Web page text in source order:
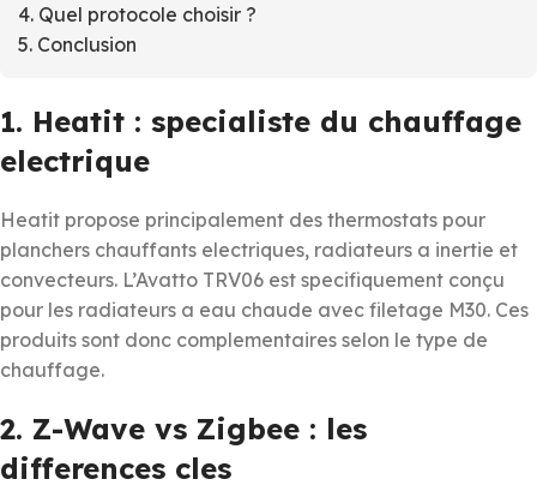
4. Quel protocole choisir ?
5. Conclusion
1. Heatit : specialiste du chauffage
electrique
Heatit propose principalement des thermostats pour
planchers chauffants electriques, radiateurs a inertie et
convecteurs. L’Avatto TRV06 est specifiquement conçu
pour les radiateurs a eau chaude avec filetage M30. Ces
produits sont donc complementaires selon le type de
chauffage.
2. Z-Wave vs Zigbee : les
differences cles